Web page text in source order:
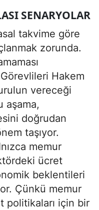
SENARYOLAR
takvime göre
zorunda.
Hakem
vereceği
aşama,
doğrudan
taşıyor.
memur
ücret
beklentileri
Çünkü memur
politikaları için bir